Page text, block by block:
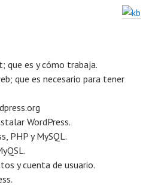
que es y cómo trabaja.
que es necesario para tener
WordPress.
PHP y MySQL.
y cuenta de usuario.